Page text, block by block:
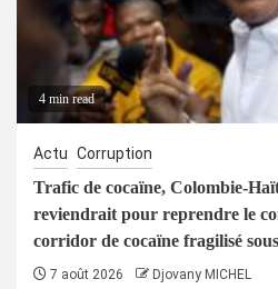
4 min read
Actu Corruption
Trafic de cocaïne, Colombie-
reviendrait pour reprendre le
corridor de cocaïne fragilisé
7 août 2026 Djovany MICHEL